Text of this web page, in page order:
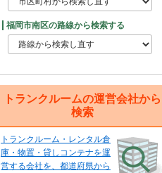
福岡市南区の路線から検索する
トランクルームの運営会社から
検索
トランクルーム・レンタル倉
庫・物置・貸しコンテナを運
営する会社を、都道府県から